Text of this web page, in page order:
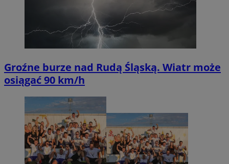
Groźne burze nad Rudą Śląską. Wiatr może
osiągać 90 km/h